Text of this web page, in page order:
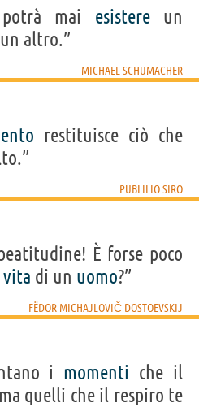
mai esistereun
altro.”
MICHAEL SCHUMACHER
restituisce ciò che
PUBLILIO SIRO
È forse poco
vita di un uomo?”
FËDOR MICHAJLOVIČ DOSTOEVSKIJ
i momenti che il
quelli che il respiro te